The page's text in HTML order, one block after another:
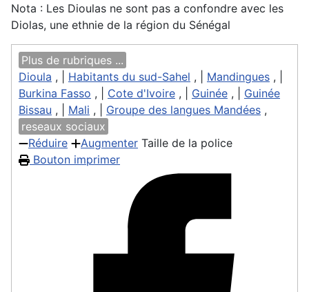
Nota : Les Dioulas ne sont pas a confondre avec les
Diolas, une ethnie de la région du Sénégal
Plus de rubriques ...
Dioula , | Habitants du sud-Sahel , | Mandingues , |
Burkina Fasso , | Cote d'Ivoire , | Guinée , | Guinée
Bissau , | Mali , | Groupe des langues Mandées ,
reseaux sociaux
Réduire
Augmenter Taille de la police
Bouton imprimer